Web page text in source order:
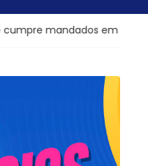
em cinco cidades